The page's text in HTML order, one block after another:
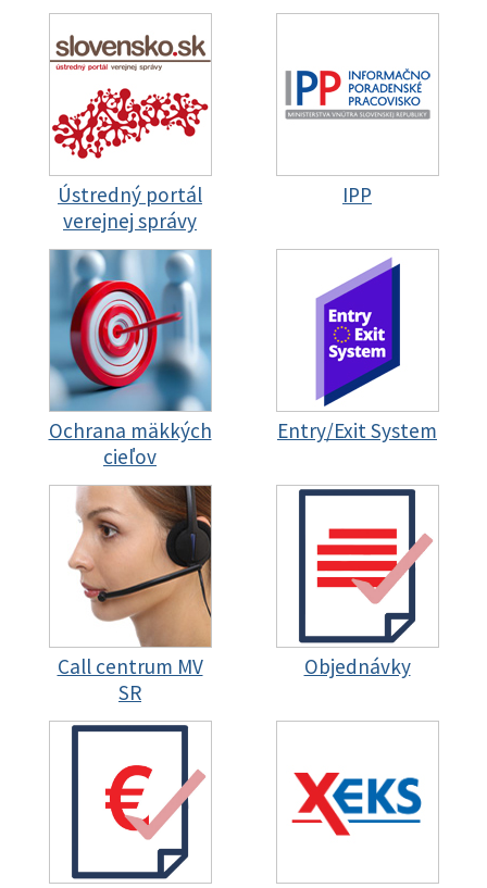
Ústredný portál
verejnej správy
IPP
Ochrana mäkkých
cieľov
Entry/Exit System
Call centrum MV
SR
Objednávky